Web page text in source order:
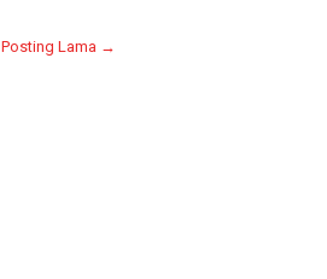
Posting Lama →